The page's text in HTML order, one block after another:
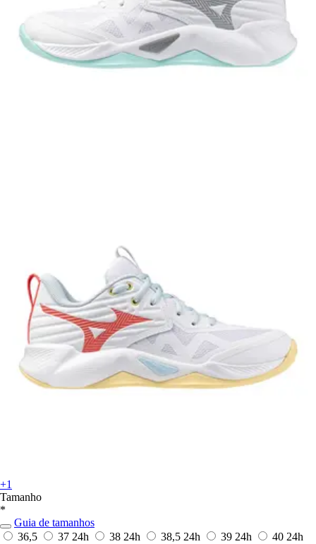
+1
Tamanho
*
Guia de tamanhos
36,5
37 24h 38 24h 38,5 24h 39 24h 40 24h